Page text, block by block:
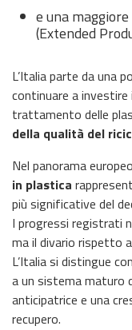
e una maggiore
(Extended
L’Italia parte da una
continuare a investire
trattamento delle
della qualità del
Nel panorama
in plastica
più significative del
I progressi registrati
ma il divario rispetto
L’Italia si distingue
a un sistema maturo
anticipatrice e una
recupero.